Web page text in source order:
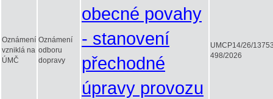
Oznámení
vzniklá na
ÚMČ
Oznámení
odboru
dopravy
obecné povahy
- stanovení
přechodné
úpravy provozu
UMCP14/26/
498/2026